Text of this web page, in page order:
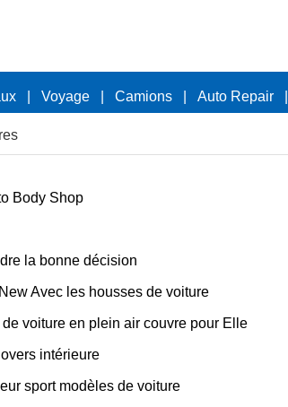
Voyage Camions Auto Repair
Body Shop
la bonne décision
Avec les housses de voiture
voiture en plein air couvre pour Elle
intérieure
sport modèles de voiture